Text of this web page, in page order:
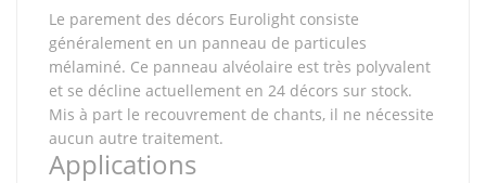
Le parement des décors Eurolight consiste
généralement en un panneau de particules
mélaminé. Ce panneau alvéolaire est très polyvalent
et se décline actuellement en 24 décors sur stock.
Mis à part le recouvrement de chants, il ne nécessite
aucun autre traitement.
Applications